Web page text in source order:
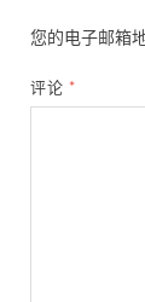
您的电子邮箱
评论 *